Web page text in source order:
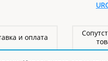
и оплата